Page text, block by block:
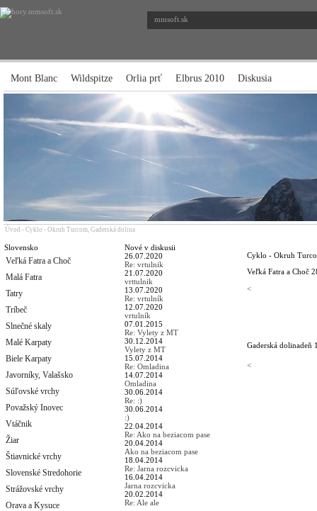
mmsoft.sk
Mont Blanc Wildspitze Orlia prť Elbrus 2010 Diskusia
Úvod - Cyklo - Okruh Turcom, Gaderská dolina
Slovensko
Veľká Fatra a Choč
Malá Fatra
Tatry
Tríbeč
Slnečné skaly
Malé Karpaty
Biele Karpaty
Javorníky, Valašsko
Súľovské vrchy
Považský Inovec
Vtáčnik
Žiar
Štiavnické vrchy
Slovenské Stredohorie
Strážovské vrchy
Orava a Kysuce
Nové v diskusii
26.07.2020
Re: vrtulnik
21.07.2020
vrttulnik
13.07.2020
Re: vrtulník
12.07.2020
vrtulník
07.01.2015
Re: Vylety z MT
30.12.2014
Vylety z MT
15.07.2014
Re: Omladina
14.07.2014
Omladina
30.06.2014
Re: :)
30.06.2014
:)
22.04.2014
Re: Ako na beziacom pase
20.04.2014
Ako na beziacom pase
18.04.2014
Re: Jarna rozcvicka
16.04.2014
Jarna rozcvicka
20.02.2014
Re: Ale ale
Cyklo - Okruh
Veľká Fatra a Choč
<
Gaderská dolinadeň
<